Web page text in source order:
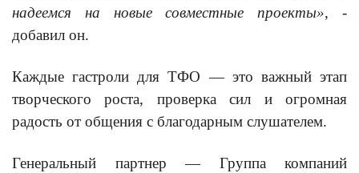
надеемся на новые совместные проекты», -
добавил он.
Каждые гастроли для ТФО — это важный этап
творческого роста, проверка сил и огромная
радость от общения с благодарным слушателем.
Генеральный партнер — Группа компаний